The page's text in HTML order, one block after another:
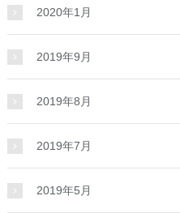
2020年1月
2019年9月
2019年8月
2019年7月
2019年5月